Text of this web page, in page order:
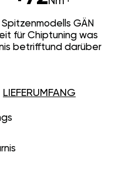
GÄN
für Chiptuning was
betrifftund darüber
LIEFERUMFANG